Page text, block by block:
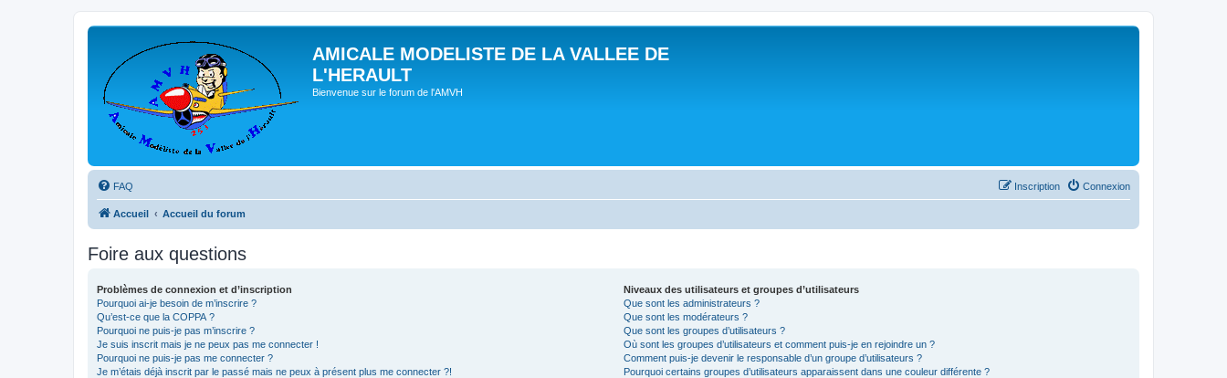
AMICALE MODELISTE DE LA VALLEE DE
L'HERAULT
Bienvenue sur le forum de l'AMVH
FAQ Connexion
Inscription
Accueil Accueil du forum
Foire aux questions
Problèmes de connexion et d’inscription
Pourquoi ai-je besoin de m’inscrire ?
Qu’est-ce que la COPPA ?
Pourquoi ne puis-je pas m’inscrire ?
Je suis inscrit mais je ne peux pas me connecter !
Pourquoi ne puis-je pas me connecter ?
Je m’étais déjà inscrit par le passé mais ne peux à présent plus me connecter ?!
Niveaux des utilisateurs et groupes d’utilisateurs
Que sont les administrateurs ?
Que sont les modérateurs ?
Que sont les groupes d’utilisateurs ?
Où sont les groupes d’utilisateurs et comment puis-je en rejoindre un ?
Comment puis-je devenir le responsable d’un groupe d’utilisateurs ?
Pourquoi certains groupes d’utilisateurs apparaissent dans une couleur différente ?